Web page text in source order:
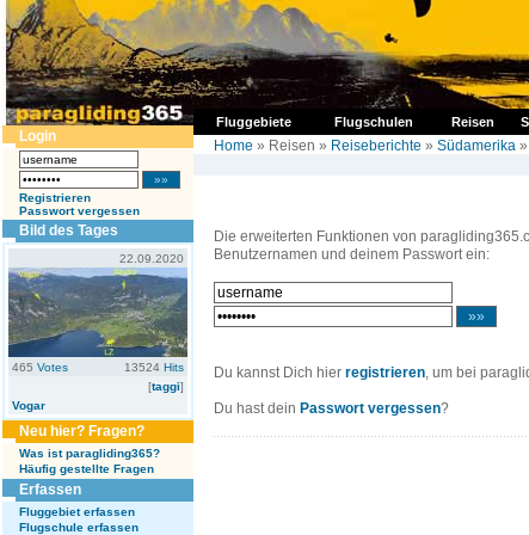
Fluggebiete Flugschulen Reisen
Login
Registrieren
Passwort vergessen
Bild des Tages
22.09.2020
465 Votes 13524 Hits
[taggi]
Vogar
Neu hier? Fragen?
Was ist paragliding365?
Häufig gestellte Fragen
Erfassen
Fluggebiet erfassen
Flugschule erfassen
Home » Reisen » Reiseberichte » Südamerika »
Die erweiterten Funktionen von
Benutzernamen und deinem Passwort ein:
Du kannst Dich hier registrieren, um bei
Du hast dein Passwort vergessen?